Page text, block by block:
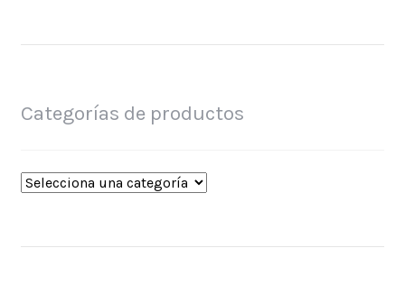
Categorías de productos